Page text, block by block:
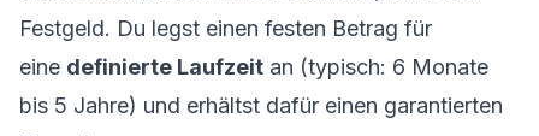
Festgeld. Du legst einen festen Betrag für
eine definierte Laufzeit an (typisch: 6 Monate
bis 5 Jahre) und erhältst dafür einen garantierten